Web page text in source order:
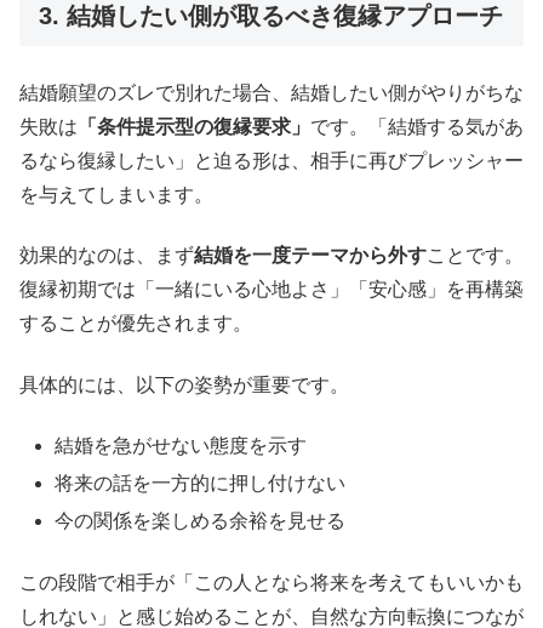
3. 結婚したい側が取るべき復縁アプローチ
結婚願望のズレで別れた場合、結婚したい側がやりがちな
失敗は 「条件提示型の復縁要求」 です。「結婚する気があ
るなら復縁したい」と迫る形は、相手に再びプレッシャー
を与えてしまいます。
効果的なのは、まず結婚を一度テーマから外すことです。
復縁初期では「一緒にいる心地よさ」「安心感」を再構築
することが優先されます。
具体的には、以下の姿勢が重要です。
結婚を急がせない態度を示す
将来の話を一方的に押し付けない
今の関係を楽しめる余裕を見せる
この段階で相手が「この人となら将来を考えてもいいかも
しれない」と感じ始めることが、自然な方向転換につなが